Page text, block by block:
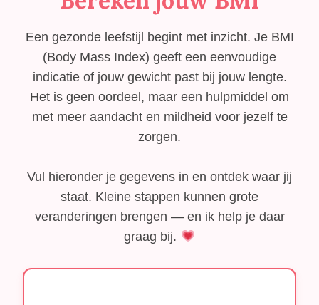
Een gezonde leefstijl begint met inzicht. Je BMI
(Body Mass Index) geeft een eenvoudige
indicatie of jouw gewicht past bij jouw lengte.
Het is geen oordeel, maar een hulpmiddel om
met meer aandacht en mildheid voor jezelf te
zorgen.
Vul hieronder je gegevens in en ontdek waar jij
staat. Kleine stappen kunnen grote
veranderingen brengen — en ik help je daar
graag bij.